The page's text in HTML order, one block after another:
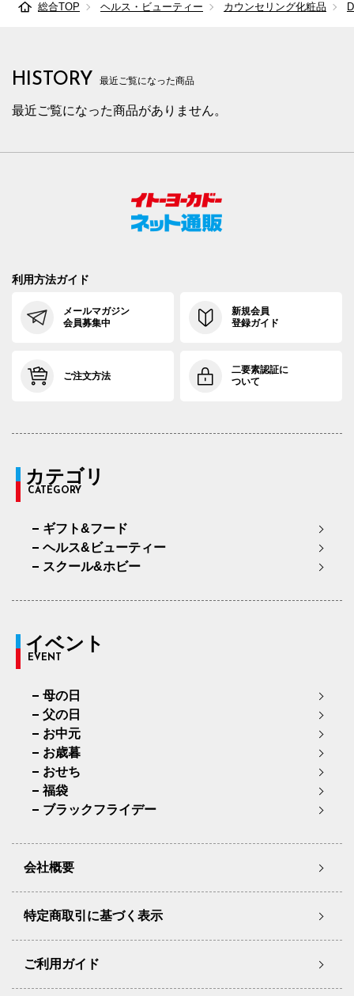
総合TOP ヘルス・ビューティー カウンセリング化粧品
HISTORY 最近ご覧になった商品
最近ご覧になった商品がありません。
利用方法ガイド
メールマガジン
会員募集中
新規会員
登録ガイド
ご注文方法
二要素認証に
ついて
カテゴリ
CATEGORY
ギフト&フード
ヘルス&ビューティー
スクール&ホビー
イベント
EVENT
母の日
父の日
お中元
お歳暮
おせち
福袋
ブラックフライデー
会社概要
特定商取引に基づく表示
ご利用ガイド